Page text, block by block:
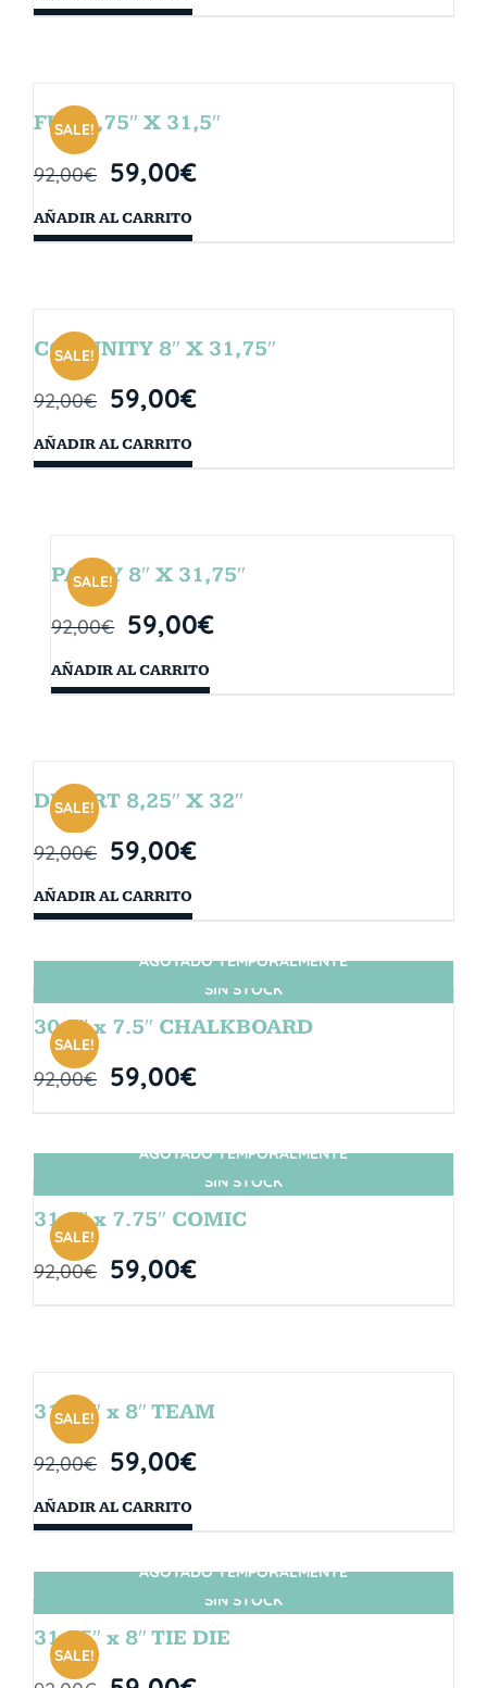
SALE!
FUN 7,75″ X 31,5″
92,00€ 59,00€
AÑADIR AL CARRITO
SALE!
COMUNITY 8″ X 31,75″
92,00€ 59,00€
AÑADIR AL CARRITO
SALE!
PARTY 8″ X 31,75″
92,00€ 59,00€
AÑADIR AL CARRITO
SALE!
DESERT 8,25″ X 32″
92,00€ 59,00€
AÑADIR AL CARRITO
SIN STOCK
SALE!
AGOTADO TEMPORALMENTE
30.5″ x 7.5″ CHALKBOARD
92,00€ 59,00€
SIN STOCK
SALE!
AGOTADO TEMPORALMENTE
31.5″ x 7.75″ COMIC
92,00€ 59,00€
SALE!
31.75″ x 8″ TEAM
92,00€ 59,00€
AÑADIR AL CARRITO
SIN STOCK
SALE!
AGOTADO TEMPORALMENTE
31.75″ x 8″ TIE DIE